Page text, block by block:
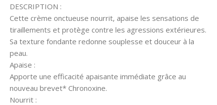
DESCRIPTION :
Cette crème onctueuse nourrit, apaise les sensations de
tiraillements et protège contre les agressions extérieures.
Sa texture fondante redonne souplesse et douceur à la
peau.
Apaise :
Apporte une efficacité apaisante immédiate grâce au
nouveau brevet* Chronoxine.
Nourrit :